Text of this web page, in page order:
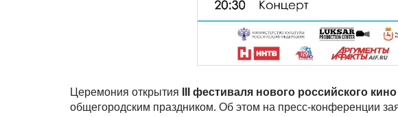
Церемония открытия III фестиваля нового российского
общегородским праздником. Об этом на пресс-конференции